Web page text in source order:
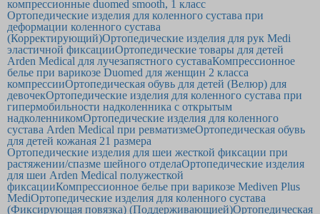
компрессионные duomed smooth, 1 класс
Ортопедические изделия для коленного сустава при
деформации коленного сустава
(Корректирующий)Ортопедические изделия для рук Medi
эластичной фиксацииОртопедические товары для детей
Arden Medical для лучезапястного суставаКомпрессионное
белье при варикозе Duomed для женщин 2 класса
компрессииОртопедическая обувь для детей (Велюр) для
девочекОртопедические изделия для коленного сустава при
гипермобильности надколенника с открытым
надколенникомОртопедические изделия для коленного
сустава Arden Medical при ревматизмеОртопедическая обувь
для детей кожаная 21 размера
Ортопедические изделия для шеи жесткой фиксации при
растяжении/спазме шейного отделаОртопедические изделия
для шеи Arden Medical полужесткой
фиксацииКомпрессионное белье при варикозе Mediven Plus
MediОртопедические изделия для коленного сустава
(Фиксирующая повязка) (Поддерживающией)Ортопедическая